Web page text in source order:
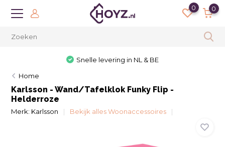
0 0
Snelle levering in NL & BE
Home
Karlsson - Wand/Tafelklok Funky Flip -
Helderroze
Merk: Karlsson Bekijk alles Woonaccessoires